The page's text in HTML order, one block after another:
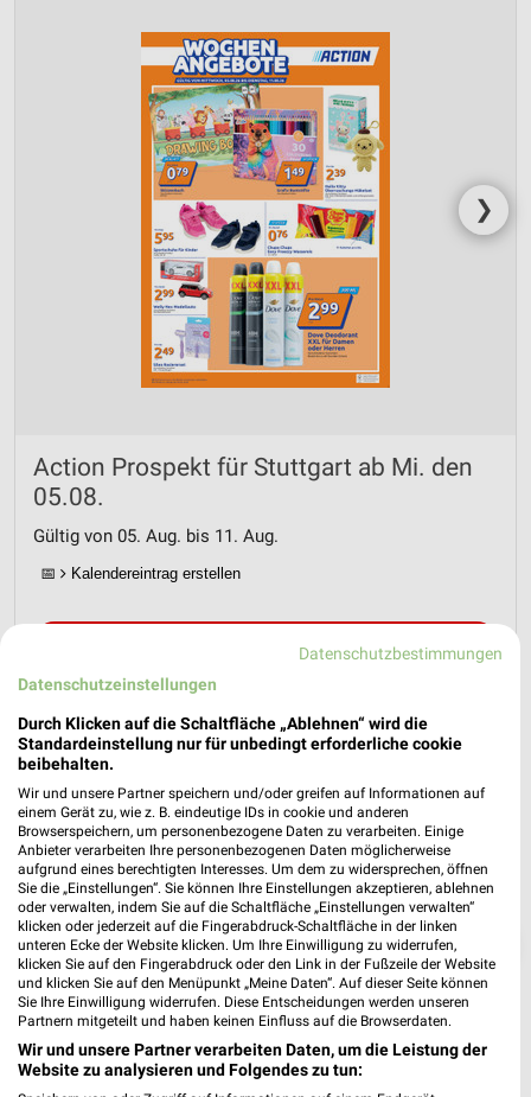
❯
Action Prospekt für Stuttgart ab Mi. den
05.08.
Gültig von 05. Aug. bis 11. Aug.
📅 Kalendereintrag erstellen
Datenschutzbestimmungen
Datenschutzeinstellungen
Durch Klicken auf die Schaltfläche „Ablehnen“ wird die
Standardeinstellung nur für unbedingt erforderliche cookie
beibehalten.
Wir und unsere Partner speichern und/oder greifen auf Informationen auf
einem Gerät zu, wie z. B. eindeutige IDs in cookie und anderen
Browserspeichern, um personenbezogene Daten zu verarbeiten. Einige
Anbieter verarbeiten Ihre personenbezogenen Daten möglicherweise
aufgrund eines berechtigten Interesses. Um dem zu widersprechen, öffnen
Sie die „Einstellungen“. Sie können Ihre Einstellungen akzeptieren, ablehnen
oder verwalten, indem Sie auf die Schaltfläche „Einstellungen verwalten“
klicken oder jederzeit auf die Fingerabdruck-Schaltfläche in der linken
unteren Ecke der Website klicken. Um Ihre Einwilligung zu widerrufen,
klicken Sie auf den Fingerabdruck oder den Link in der Fußzeile der Website
und klicken Sie auf den Menüpunkt „Meine Daten“. Auf dieser Seite können
Sie Ihre Einwilligung widerrufen. Diese Entscheidungen werden unseren
Partnern mitgeteilt und haben keinen Einfluss auf die Browserdaten.
Wir und unsere Partner verarbeiten Daten, um die Leistung der
Website zu analysieren und Folgendes zu tun: